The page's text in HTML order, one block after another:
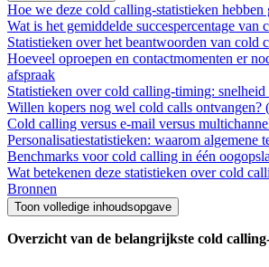
Hoe we deze cold calling-statistieken hebben
Wat is het gemiddelde succespercentage van
Statistieken over het beantwoorden van cold
Hoeveel oproepen en contactmomenten er
afspraak
Statistieken over cold calling-timing:
Willen kopers nog wel cold calls ontvangen?
Cold calling versus e-mail versus
Personalisatiestatistieken: waarom algemene
Benchmarks voor cold calling in één
Wat betekenen deze statistieken over cold
Bronnen
Toon volledige inhoudsopgave
Overzicht van de belangrijkste cold